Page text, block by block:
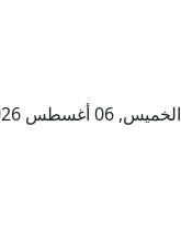
الخميس, 06 أغسطس 2026 – 23 صفر 1448 هـ